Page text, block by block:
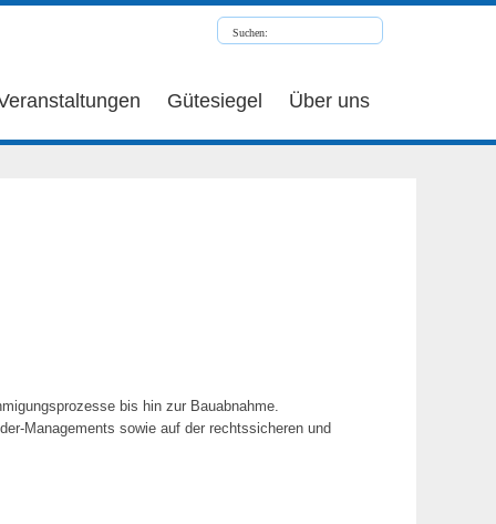
Gütesiegel Über uns
bis hin zur Bauabnahme.
Managements sowie auf der rechtssicheren und